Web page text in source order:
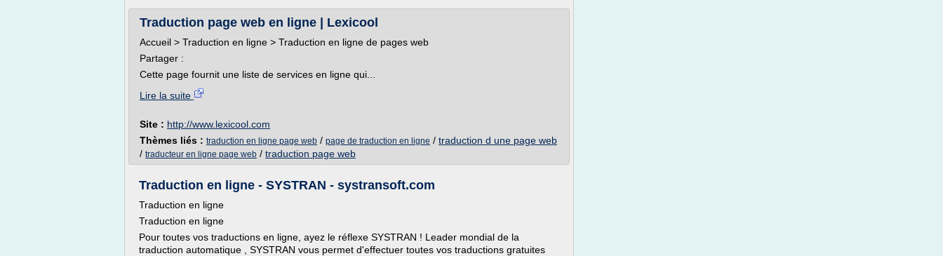
Traduction page web en ligne | Lexicool
Accueil > Traduction en ligne > Traduction en ligne de pages web
Partager :
Cette page fournit une liste de services en ligne qui...
Lire la suite
Site : http://www.lexicool.com
Thèmes liés : traduction en ligne page web / page de traduction en ligne / traduction d une page web
/ traducteur en ligne page web / traduction page web
Traduction en ligne - SYSTRAN - systransoft.com
Traduction en ligne
Traduction en ligne
Pour toutes vos traductions en ligne, ayez le réflexe SYSTRAN ! Leader mondial de la
traduction automatique , SYSTRAN vous permet d'effectuer toutes vos traductions gratuites